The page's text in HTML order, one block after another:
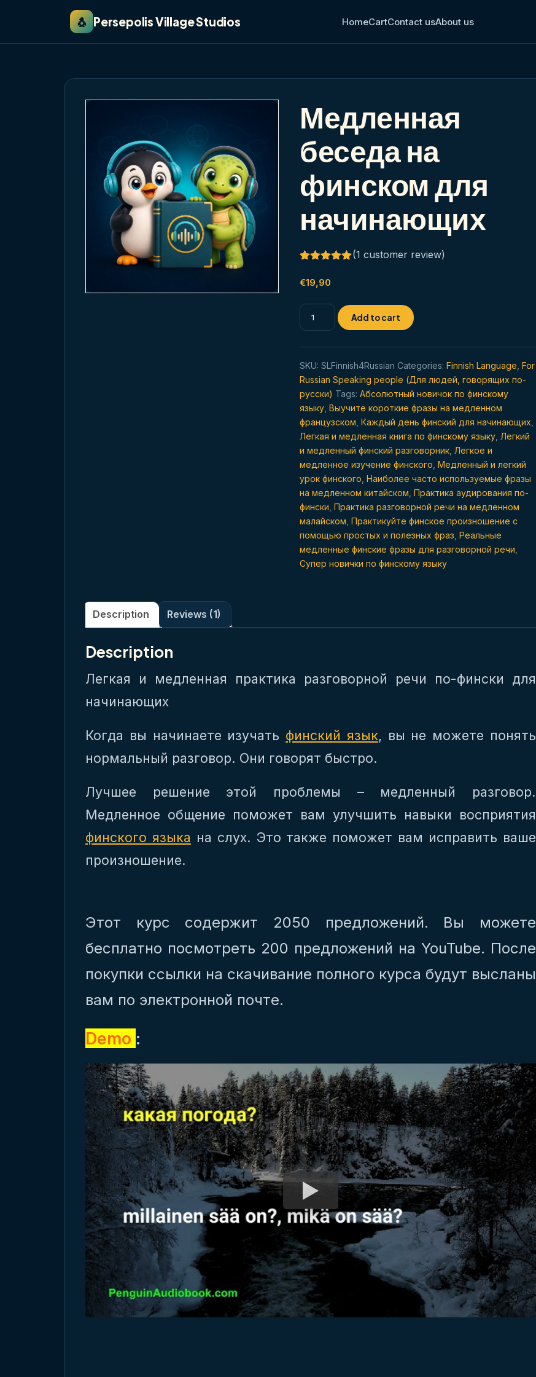
🐧 Persepolis Village Studios HomeCartContact usAbout us
Медленная
беседа на
финском для
начинающих
out of 5
based on
rating
(1 customer review)
€19,90
Медленная
беседа
для
начинающих
quantity
Add to cart
SKU: SLFinnish4Russian Categories: Finnish Language For
Russian Speaking people (Для людей, говорящих по-
русски) Tags: Абсолютный новичок по финскому
языку Выучите короткие фразы на медленном
французском Каждый день финский для начинающих
Легкая и медленная книга по финскому языку Легкий
и медленный финский разговорник Легкое и
медленное изучение финского Медленный и легкий
урок финского Наиболее часто используемые фразы
на медленном китайском Практика аудирования по-
фински Практика разговорной речи на медленном
малайском Практикуйте финское произношение с
помощью простых и полезных фраз Реальные
медленные финские фразы для разговорной речи
Супер новички по финскому языку
Description Reviews (1)
Description
Легкая и медленная практика разговорной речи по-фински для
начинающих
Когда вы начинаете изучать финский язык, вы не можете понять
нормальный разговор. Они говорят быстро.
Лучшее решение этой проблемы – медленный разговор.
Медленное общение поможет вам улучшить навыки восприятия
финского языка на слух. Это также поможет вам исправить ваше
произношение.
Этот курс содержит 2050 предложений. Вы можете
бесплатно посмотреть 200 предложений на YouTube. После
покупки ссылки на скачивание полного курса будут высланы
вам по электронной почте.
Demo :